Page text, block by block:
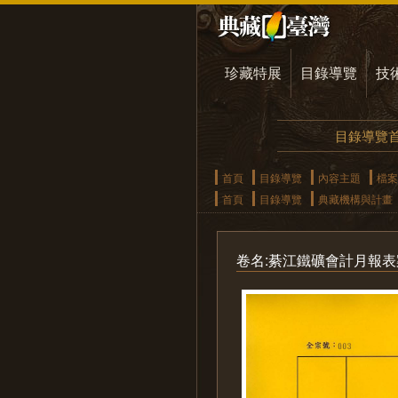
珍藏特展 目錄導覽 技
目錄導覽
首頁 目錄導覽 內容主題
檔案
首頁
目錄導覽 典藏機構與計畫
卷名:綦江鐵礦會計月報